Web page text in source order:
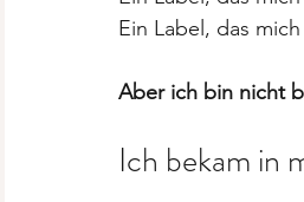
Ein Label, das
Aber ich bin nicht
Ich bekam in